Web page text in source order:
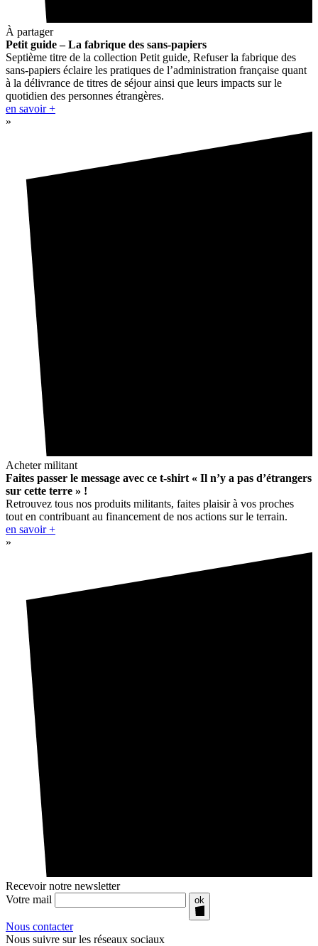
À partager
Petit guide – La fabrique des sans-papiers
Septième titre de la collection Petit guide, Refuser la fabrique des
sans-papiers éclaire les pratiques de l’administration française quant
à la délivrance de titres de séjour ainsi que leurs impacts sur le
quotidien des personnes étrangères.
en savoir +
»
Acheter militant
Faites passer le message avec ce t-shirt « Il n’y a pas d’étrangers
sur cette terre » !
Retrouvez tous nos produits militants, faites plaisir à vos proches
tout en contribuant au financement de nos actions sur le terrain.
en savoir +
»
Recevoir notre newsletter
Votre mail
ok
Nous contacter
Nous suivre sur les réseaux sociaux